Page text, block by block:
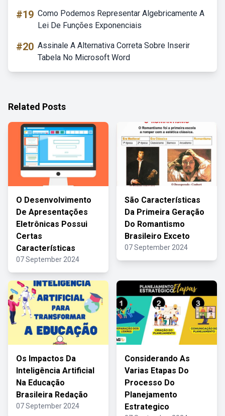
#19 Como Podemos Representar Algebricamente A
Lei De Funções Exponenciais
#20 Assinale A Alternativa Correta Sobre Inserir
Tabela No Microsoft Word
Related Posts
O Desenvolvimento
De Apresentações
Eletrônicas Possui
Certas
Características
07 September 2024
São Características
Da Primeira Geração
Do Romantismo
Brasileiro Exceto
07 September 2024
Os Impactos Da
Inteligência Artificial
Na Educação
Brasileira Redação
07 September 2024
Considerando As
Varias Etapas Do
Processo Do
Planejamento
Estrategico